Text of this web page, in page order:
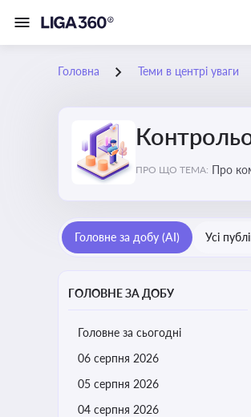
Головна Теми в центрі уваги
ПРО ЩО ТЕМА: Про
Головне за добу (AI) Усі
ГОЛОВНЕ ЗА ДОБУ
Головне за сьогодні
06 серпня 2026
05 серпня 2026
04 серпня 2026